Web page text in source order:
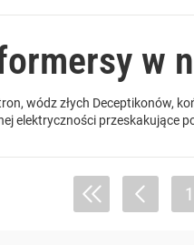
w
wódz złych Deceptikonów,
elektryczności przeskakujące
1